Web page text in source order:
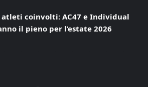
coinvolti: AC47 e Individual
il pieno per l’estate 2026